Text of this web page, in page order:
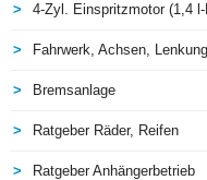
4-Zyl. Einspritzmotor (1,4
Fahrwerk, Achsen, Lenkung
Bremsanlage
Ratgeber Räder, Reifen
Ratgeber Anhängerbetrieb